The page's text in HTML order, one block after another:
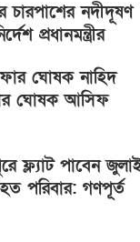
চারপাশের নদীদূষণ
প্রধানমন্ত্রীর
ঘোষক নাহিদ
ঘোষক আসিফ
ফ্ল্যাট পাবেন
পরিবার: গণপূর্ত